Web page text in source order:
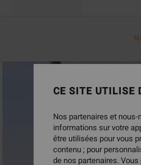
CE SITE UTILISE
Nos partenaires et
informations sur votre
être utilisées pour vous
contenu ; pour
de nos partenaires.